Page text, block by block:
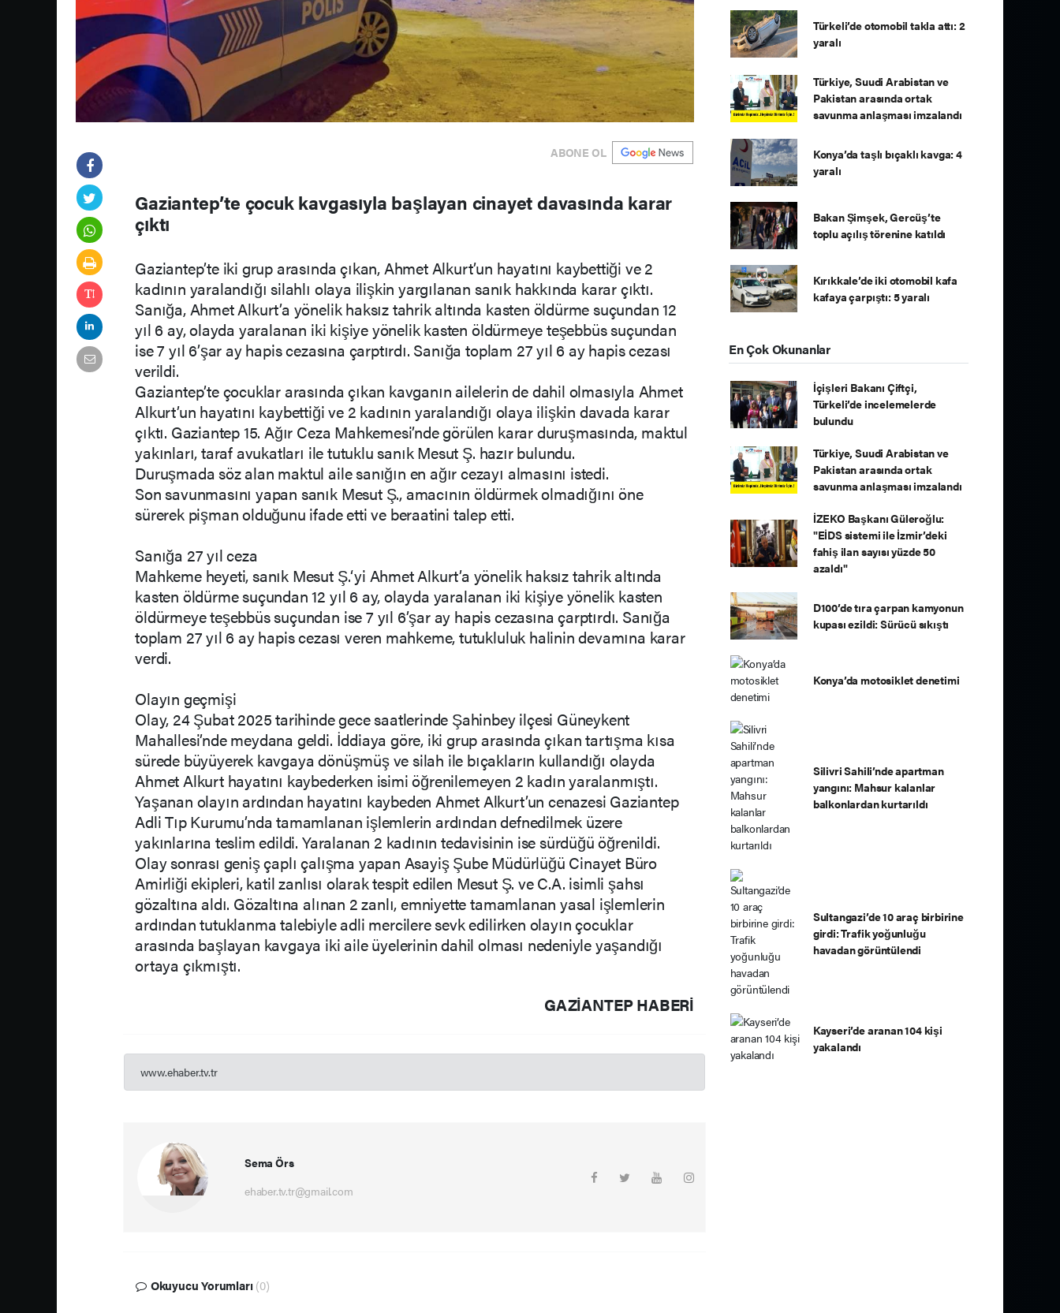
ABONE OL
Gaziantep’te çocuk kavgasıyla başlayan cinayet davasında karar
çıktı
Gaziantep’te iki grup arasında çıkan, Ahmet Alkurt’un hayatını kaybettiği ve 2
kadının yaralandığı silahlı olaya ilişkin yargılanan sanık hakkında karar çıktı.
Sanığa, Ahmet Alkurt’a yönelik haksız tahrik altında kasten öldürme suçundan 12
yıl 6 ay, olayda yaralanan iki kişiye yönelik kasten öldürmeye teşebbüs suçundan
ise 7 yıl 6’şar ay hapis cezasına çarptırdı. Sanığa toplam 27 yıl 6 ay hapis cezası
verildi.
Gaziantep’te çocuklar arasında çıkan kavganın ailelerin de dahil olmasıyla Ahmet
Alkurt’un hayatını kaybettiği ve 2 kadının yaralandığı olaya ilişkin davada karar
çıktı. Gaziantep 15. Ağır Ceza Mahkemesi’nde görülen karar duruşmasında, maktul
yakınları, taraf avukatları ile tutuklu sanık Mesut Ş. hazır bulundu.
Duruşmada söz alan maktul aile sanığın en ağır cezayı almasını istedi.
Son savunmasını yapan sanık Mesut Ş., amacının öldürmek olmadığını öne
sürerek pişman olduğunu ifade etti ve beraatini talep etti.
Sanığa 27 yıl ceza
Mahkeme heyeti, sanık Mesut Ş.‘yi Ahmet Alkurt’a yönelik haksız tahrik altında
kasten öldürme suçundan 12 yıl 6 ay, olayda yaralanan iki kişiye yönelik kasten
öldürmeye teşebbüs suçundan ise 7 yıl 6’şar ay hapis cezasına çarptırdı. Sanığa
toplam 27 yıl 6 ay hapis cezası veren mahkeme, tutukluluk halinin devamına karar
verdi.
Olayın geçmişi
Olay, 24 Şubat 2025 tarihinde gece saatlerinde Şahinbey ilçesi Güneykent
Mahallesi’nde meydana geldi. İddiaya göre, iki grup arasında çıkan tartışma kısa
sürede büyüyerek kavgaya dönüşmüş ve silah ile bıçakların kullandığı olayda
Ahmet Alkurt hayatını kaybederken isimi öğrenilemeyen 2 kadın yaralanmıştı.
Yaşanan olayın ardından hayatını kaybeden Ahmet Alkurt’un cenazesi Gaziantep
Adli Tıp Kurumu’nda tamamlanan işlemlerin ardından defnedilmek üzere
yakınlarına teslim edildi. Yaralanan 2 kadının tedavisinin ise sürdüğü öğrenildi.
Olay sonrası geniş çaplı çalışma yapan Asayiş Şube Müdürlüğü Cinayet Büro
Amirliği ekipleri, katil zanlısı olarak tespit edilen Mesut Ş. ve C.A. isimli şahsı
gözaltına aldı. Gözaltına alınan 2 zanlı, emniyette tamamlanan yasal işlemlerin
ardından tutuklanma talebiyle adli mercilere sevk edilirken olayın çocuklar
arasında başlayan kavgaya iki aile üyelerinin dahil olması nedeniyle yaşandığı
ortaya çıkmıştı.
GAZIANTEP HABERİ
www.ehaber.tv.tr
Sema Örs
ehaber.tv.tr@gmail.com
Okuyucu Yorumları (0)
Türkeli’de otomobil takla attı: 2
yaralı
Türkiye, Suudi Arabistan ve
Pakistan arasında ortak
savunma anlaşması imzalandı
Konya’da taşlı bıçaklı kavga: 4
yaralı
Bakan Şimşek, Gercüş’te
toplu açılış törenine katıldı
Kırıkkale’de iki otomobil kafa
kafaya çarpıştı: 5 yaralı
En Çok Okunanlar
İçişleri Bakanı Çiftçi,
Türkeli’de incelemelerde
bulundu
Türkiye, Suudi Arabistan ve
Pakistan arasında ortak
savunma anlaşması imzalandı
İZEKO Başkanı Güleroğlu:
"EİDS sistemi ile İzmir’deki
fahiş ilan sayısı yüzde 50
azaldı"
D100’de tıra çarpan kamyonun
kupası ezildi: Sürücü sıkıştı
Konya’da motosiklet denetimi
Silivri Sahili’nde apartman
yangını: Mahsur kalanlar
balkonlardan kurtarıldı
Sultangazi’de 10 araç birbirine
girdi: Trafik yoğunluğu
havadan görüntülendi
Kayseri’de aranan 104 kişi
yakalandı